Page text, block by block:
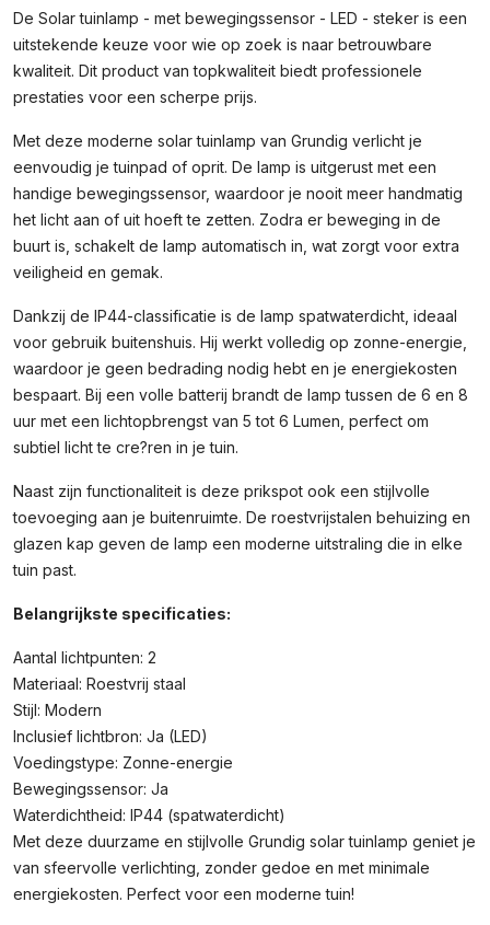
De Solar tuinlamp - met bewegingssensor - LED - steker is een
uitstekende keuze voor wie op zoek is naar betrouwbare
kwaliteit. Dit product van topkwaliteit biedt professionele
prestaties voor een scherpe prijs.
Met deze moderne solar tuinlamp van Grundig verlicht je
eenvoudig je tuinpad of oprit. De lamp is uitgerust met een
handige bewegingssensor, waardoor je nooit meer handmatig
het licht aan of uit hoeft te zetten. Zodra er beweging in de
buurt is, schakelt de lamp automatisch in, wat zorgt voor extra
veiligheid en gemak.
Dankzij de IP44-classificatie is de lamp spatwaterdicht, ideaal
voor gebruik buitenshuis. Hij werkt volledig op zonne-energie,
waardoor je geen bedrading nodig hebt en je energiekosten
bespaart. Bij een volle batterij brandt de lamp tussen de 6 en 8
uur met een lichtopbrengst van 5 tot 6 Lumen, perfect om
subtiel licht te cre?ren in je tuin.
Naast zijn functionaliteit is deze prikspot ook een stijlvolle
toevoeging aan je buitenruimte. De roestvrijstalen behuizing en
glazen kap geven de lamp een moderne uitstraling die in elke
tuin past.
Belangrijkste specificaties:
Aantal lichtpunten: 2
Materiaal: Roestvrij staal
Stijl: Modern
Inclusief lichtbron: Ja (LED)
Voedingstype: Zonne-energie
Bewegingssensor: Ja
Waterdichtheid: IP44 (spatwaterdicht)
Met deze duurzame en stijlvolle Grundig solar tuinlamp geniet je
van sfeervolle verlichting, zonder gedoe en met minimale
energiekosten. Perfect voor een moderne tuin!